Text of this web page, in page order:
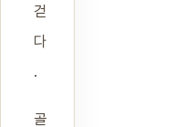
걷
다
.
골